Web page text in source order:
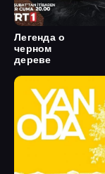
Легенда о
черном
дереве